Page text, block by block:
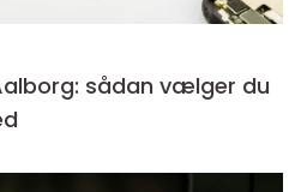
sådan vælger du